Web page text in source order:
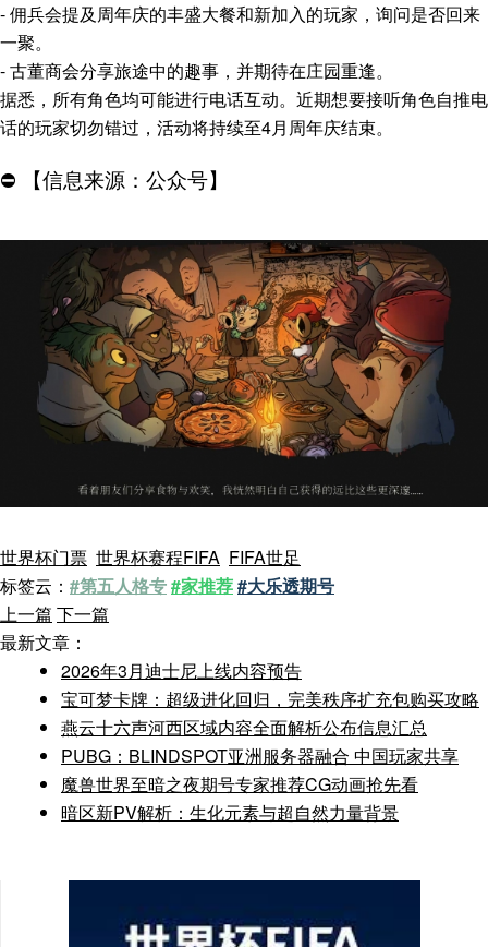
- 佣兵会提及周年庆的丰盛大餐和新加入的玩家，询问是否回来
一聚。
- 古董商会分享旅途中的趣事，并期待在庄园重逢。
据悉，所有角色均可能进行电话互动。近期想要接听角色自推电
话的玩家切勿错过，活动将持续至4月周年庆结束。
⛔ 【信息来源：公众号】
世界杯门票 世界杯赛程FIFA FIFA世足
标签云： #第五人格专#家推荐#大乐透期号
上一篇 下一篇
最新文章：
2026年3月迪士尼上线内容预告
宝可梦卡牌：超级进化回归，完美秩序扩充包购买攻略
燕云十六声河西区域内容全面解析公布信息汇总
PUBG：BLINDSPOT亚洲服务器融合 中国玩家共享
魔兽世界至暗之夜期号专家推荐CG动画抢先看
暗区新PV解析：生化元素与超自然力量背景